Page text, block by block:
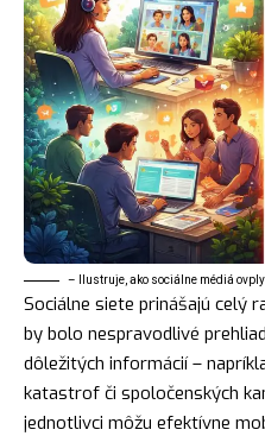
– Ilustruje, ako sociálne médiá
Sociálne siete prinášajú celý
by bolo nespravodlivé
dôležitých informácií –
katastrof či spoločenských
jednotlivci môžu efektívne